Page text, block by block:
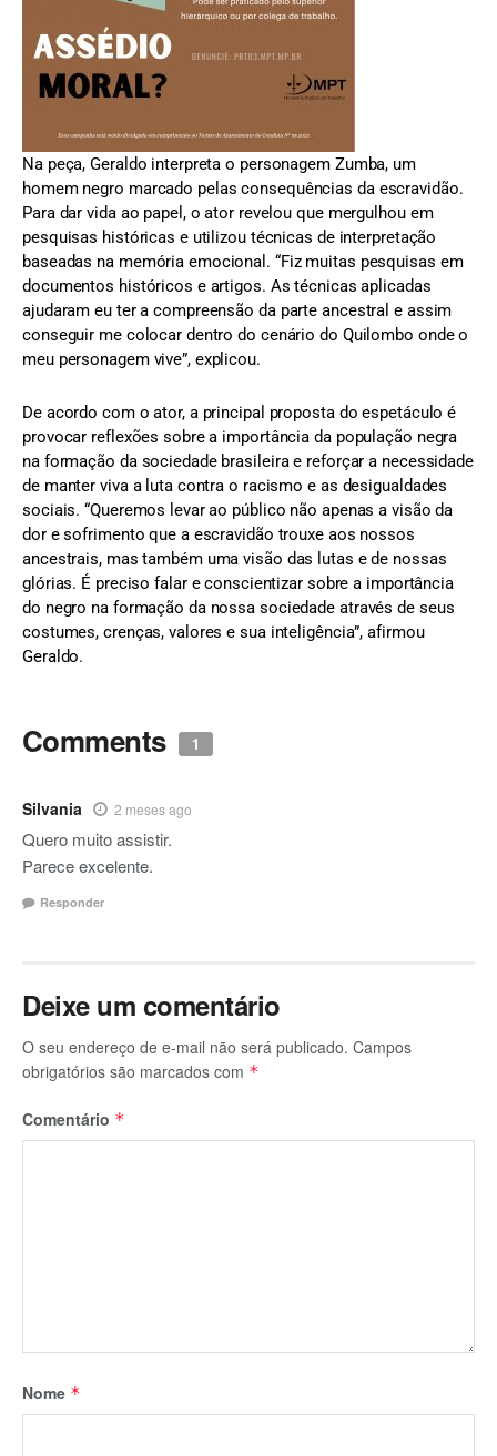
Na peça, Geraldo interpreta o personagem Zumba, um
homem negro marcado pelas consequências da escravidão.
Para dar vida ao papel, o ator revelou que mergulhou em
pesquisas históricas e utilizou técnicas de interpretação
baseadas na memória emocional. “Fiz muitas pesquisas em
documentos históricos e artigos. As técnicas aplicadas
ajudaram eu ter a compreensão da parte ancestral e assim
conseguir me colocar dentro do cenário do Quilombo onde o
meu personagem vive”, explicou.
De acordo com o ator, a principal proposta do espetáculo é
provocar reflexões sobre a importância da população negra
na formação da sociedade brasileira e reforçar a necessidade
de manter viva a luta contra o racismo e as desigualdades
sociais. “Queremos levar ao público não apenas a visão da
dor e sofrimento que a escravidão trouxe aos nossos
ancestrais, mas também uma visão das lutas e de nossas
glórias. É preciso falar e conscientizar sobre a importância
do negro na formação da nossa sociedade através de seus
costumes, crenças, valores e sua inteligência”, afirmou
Geraldo.
Comments 1
Silvania 2 meses ago
Quero muito assistir.
Parece excelente.
Responder
Deixe um comentário
O seu endereço de e-mail não será publicado. Campos
obrigatórios são marcados com *
Comentário *
Nome *